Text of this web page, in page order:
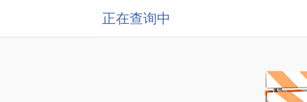
正在查询中